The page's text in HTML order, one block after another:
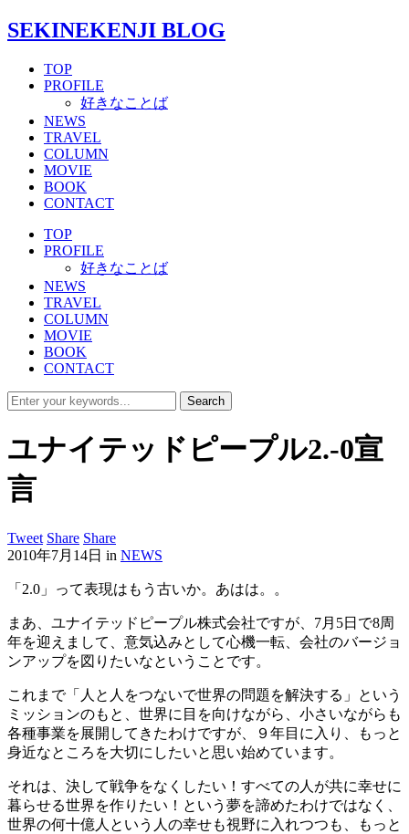
SEKINEKENJI BLOG
TOP
PROFILE
好きなことば
NEWS
TRAVEL
COLUMN
MOVIE
BOOK
CONTACT
TOP
PROFILE
好きなことば
NEWS
TRAVEL
COLUMN
MOVIE
BOOK
CONTACT
ユナイテッドピープル2.-0宣
言
Tweet Share Share
2010年7月14日 in NEWS
「2.0」って表現はもう古いか。あはは。。
まあ、ユナイテッドピープル株式会社ですが、7月5日で8周
年を迎えまして、意気込みとして心機一転、会社のバージョ
ンアップを図りたいなということです。
これまで「人と人をつないで世界の問題を解決する」という
ミッションのもと、世界に目を向けながら、小さいながらも
各種事業を展開してきたわけですが、９年目に入り、もっと
身近なところを大切にしたいと思い始めています。
それは、決して戦争をなくしたい！すべての人が共に幸せに
暮らせる世界を作りたい！という夢を諦めたわけではなく、
世界の何十億人という人の幸せも視野に入れつつも、もっと